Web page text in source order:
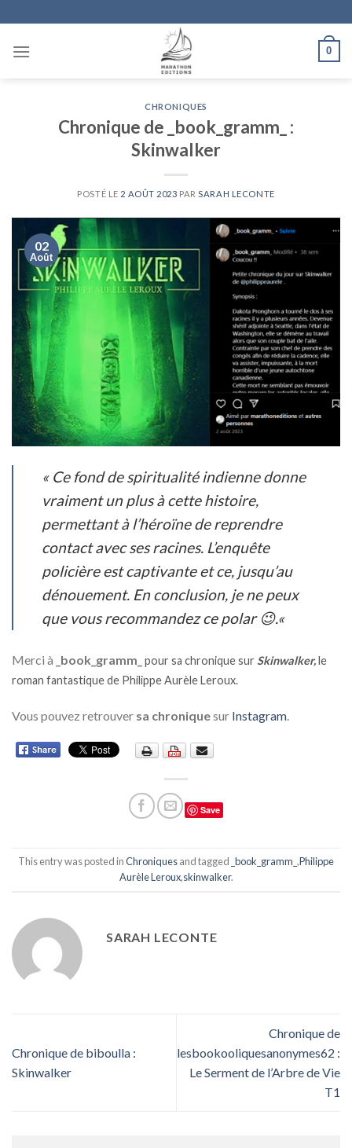
to
content
0
CHRONIQUES
Chronique de _book_gramm_ :
Skinwalker
POSTÉ LE 2 AOÛT 2023 PAR SARAH LECONTE
02
Août
« Ce fond de spiritualité indienne donne
vraiment un plus à cette histoire,
permettant à l’héroïne de reprendre
contact avec ses racines. L’enquête
policière est captivante et ce, jusqu’au
dénouement. En conclusion, je ne peux
que vous recommandez ce polar 😉.«
Merci à _book_gramm_ pour sa chronique sur Skinwalker,le
roman fantastique de Philippe Aurèle Leroux.
Vous pouvez retrouver sa chroniquesur Instagram.
Save
This entry was posted inChroniquesand tagged _book_gramm_ ,Philippe
Aurèle Leroux,skinwalker.
SARAH LECONTE
Chronique de biboulla :
Skinwalker
Chronique de
lesbookooliquesanonymes62 :
Le Serment de l’Arbre de Vie
T1